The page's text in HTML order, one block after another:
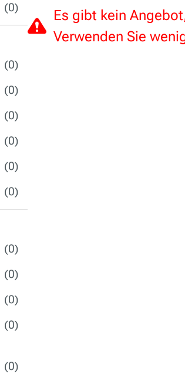
(0)
(0)
(0)
(0)
(0)
(0)
(0)
(0)
(0)
(0)
(0)
(0)
Es gibt kein
Verwenden Sie